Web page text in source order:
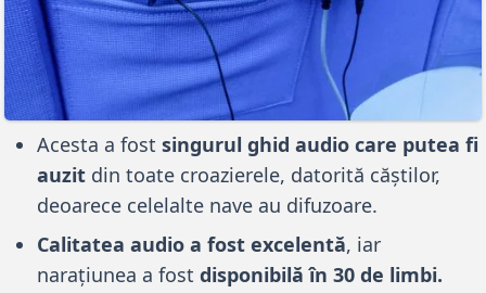
Acesta a fostsingurul ghid audio care putea fi
auzit din toate croazierele, datorită căștilor,
deoarece celelalte nave au difuzoare.
Calitatea audio a fost excelentă, iar
narațiunea a fostdisponibilă în 30 de limbi.